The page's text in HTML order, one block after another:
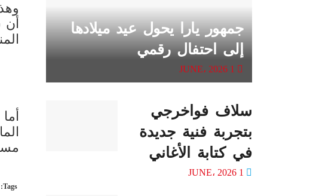
أن
Tags:
جمهور يارا يحول عيد ميلادها
إلى احتفال رقمي
سلاف فواخرجي
بتجربة فنية جديدة
في كتابة الأغاني